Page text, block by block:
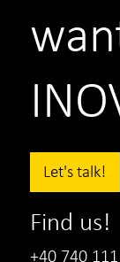
Let's talk!
Find us!
+40 740